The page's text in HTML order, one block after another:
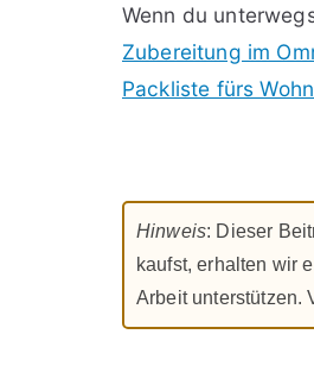
Wenn du
Zubereitung im
Packliste fürs
Hinweis: Dieser
kaufst, erhalten wir
Arbeit unterstützen.